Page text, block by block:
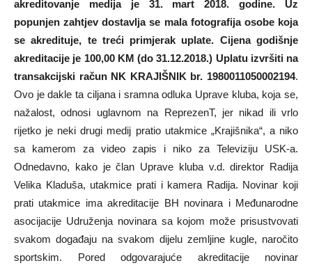
akreditovanje medija je 31. mart 2018. godine. Uz
popunjen zahtjev dostavlja se mala fotografija osobe koja
se akredituje, te treći primjerak uplate. Cijena godišnje
akreditacije je 100,00 KM (do 31.12.2018.) Uplatu izvršiti na
transakcijski račun NK KRAJIŠNIK br. 1980011050002194.
Ovo je dakle ta ciljana i sramna odluka Uprave kluba, koja se,
nažalost, odnosi uglavnom na ReprezenT, jer nikad ili vrlo
rijetko je neki drugi medij pratio utakmice „Krajišnika“, a niko
sa kamerom za video zapis i niko za Televiziju USK-a.
Odnedavno, kako je član Uprave kluba v.d. direktor Radija
Velika Kladuša, utakmice prati i kamera Radija. Novinar koji
prati utakmice ima akreditacije BH novinara i Međunarodne
asocijacije Udruženja novinara sa kojom može prisustvovati
svakom događaju na svakom dijelu zemljine kugle, naročito
sportskim. Pored odgovarajuće akreditacije novinar